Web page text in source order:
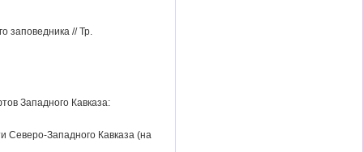
заповедника // Тр.
Западного Кавказа:
Северо-Западного Кавказа (на